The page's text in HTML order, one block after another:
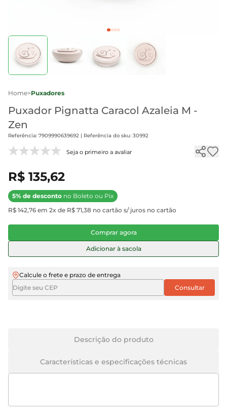
Home>Puxadores
Puxador Pignatta Caracol Azaleia M -
Zen
Referência: 7909990639692 | Referência do sku: 30992
Seja o primeiro a avaliar
R$ 135,62
5% de desconto no Boleto ou Pix
R$ 142,76 em 2x de R$ 71,38 no cartão s/ juros no cartão
Comprar agora
Adicionar à sacola
Calcule o frete e prazo de entrega
Descrição do produto
Características e especificações técnicas